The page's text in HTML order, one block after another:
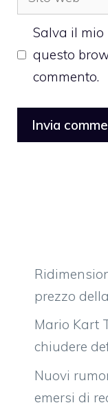
web
Salva il mio
questo
commento.
prezzo
Mario Kart
chiudere
Nuovi
emersi di